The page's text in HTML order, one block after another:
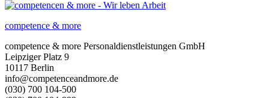
competence & more
competence & more Personaldienstleistungen GmbH
Leipziger Platz 9
10117 Berlin
info@competenceandmore.de
(030) 700 104-500